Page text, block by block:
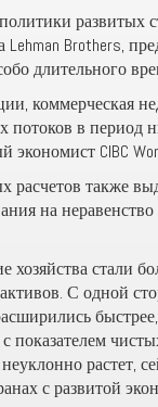
развитых
Lehman Brothers,
длительного
коммерческая
потоков в период
CIBC
также
на
хозяйства стали
С одной
показателем
растет,
с развитой